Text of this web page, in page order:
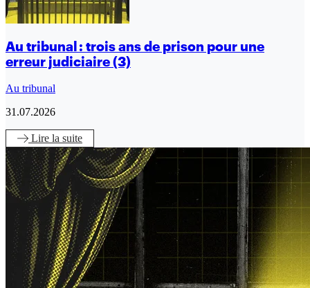
Au tribunal : trois ans de prison pour une
erreur judiciaire (3)
Au tribunal
31.07.2026
Lire la suite